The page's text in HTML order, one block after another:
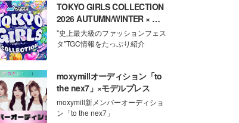
TOKYO GIRLS COLLECTION
2026 AUTUMN/WINTER × モ
デルプレス
"史上最大級のファッションフェス
タ"TGC情報をたっぷり紹介
moxymillオーディション「to
the nex7」×モデルプレス
moxymill新メンバーオーディショ
ン「to the nex7」